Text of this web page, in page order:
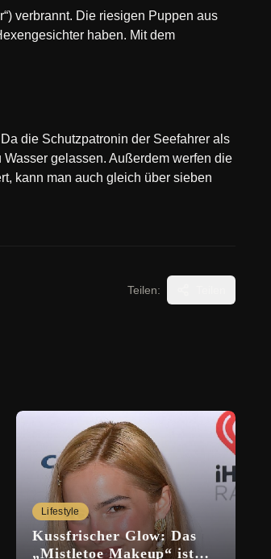
verbrannt. Die riesigen Puppen aus
haben. Mit dem
die Schutzpatronin der Seefahrer als
gelassen. Außerdem werfen die
kann man auch gleich über sieben
Teilen:
Lifestyle
Kussfrischer Glow: Das
„Mistletoe Makeup“ ist